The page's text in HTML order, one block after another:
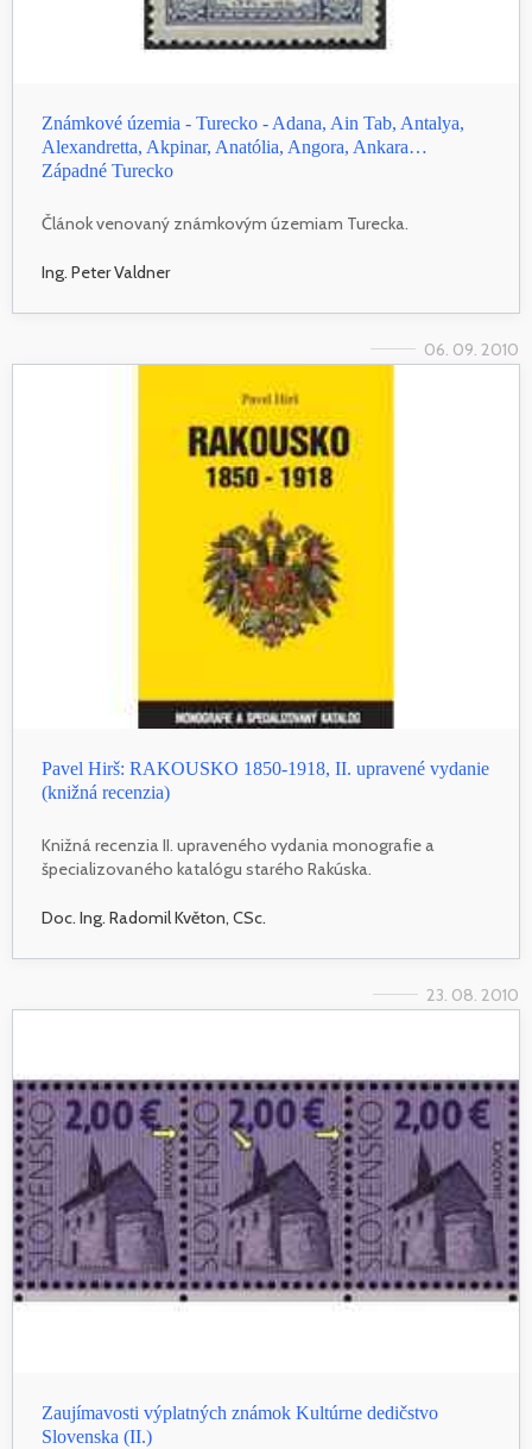
Známkové územia - Turecko - Adana, Ain Tab, Antalya,
Alexandretta, Akpinar, Anatólia, Angora, Ankara…
Západné Turecko
Článok venovaný známkovým územiam Turecka.
Ing. Peter Valdner
06. 09. 2010
Pavel Hirš: RAKOUSKO 1850-1918, II. upravené vydanie
(knižná recenzia)
Knižná recenzia II. upraveného vydania monografie a
špecializovaného katalógu starého Rakúska.
Doc. Ing. Radomil Květon, CSc.
23. 08. 2010
Zaujímavosti výplatných známok Kultúrne dedičstvo
Slovenska (II.)